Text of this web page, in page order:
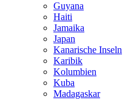
Guyana
Haiti
Jamaika
Japan
Kanarische Inseln
Karibik
Kolumbien
Kuba
Madagaskar